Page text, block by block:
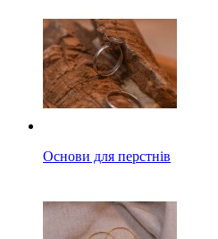
Основи для перстнів